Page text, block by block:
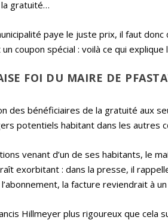
gratuité…
paye le juste prix, il faut
coupon spécial : voilà ce qui
FOI DU MAIRE DE
des bénéficiaires de la gratuité aux
potentiels habitant dans les autres
venant d’un de ses habitants, le
exorbitant : dans la presse, il
la facture reviendrait à
Hillmeyer plus rigoureux que cela